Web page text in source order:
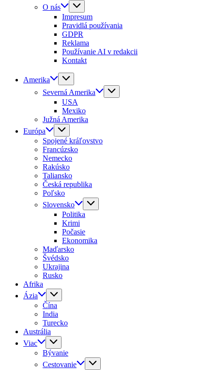
O nás
Impresum
Pravidlá používania
GDPR
Reklama
Používanie AI v redakcii
Kontakt
Amerika
Severná Amerika
USA
Mexiko
Južná Amerika
Európa
Spojené kráľovstvo
Francúzsko
Nemecko
Rakúsko
Taliansko
Česká republika
Poľsko
Slovensko
Politika
Krimi
Počasie
Ekonomika
Maďarsko
Švédsko
Ukrajina
Rusko
Afrika
Ázia
Čína
India
Turecko
Austrália
Viac
Bývanie
Cestovanie